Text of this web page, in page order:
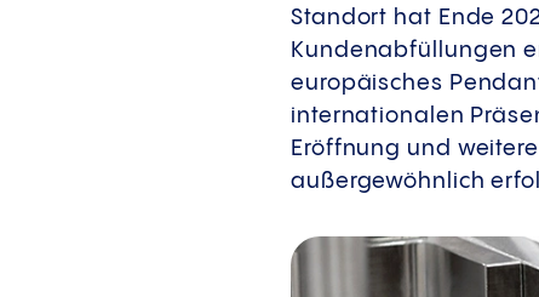
Standort hat Ende
Kundenabfüllungen
europäisches
internationalen
Eröffnung und
außergewöhnlich